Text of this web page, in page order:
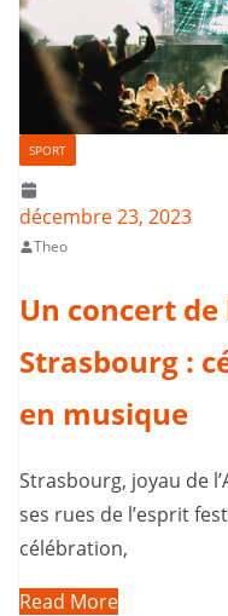
SPORT
décembre 23, 2023
Theo
Un concert
Strasbourg :
en musique
Strasbourg, joyau de
ses rues de l’esprit
célébration,
Read More